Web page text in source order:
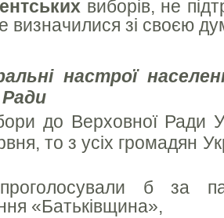
виборів, не
визначилися зі своєю
настрої
Ради
до Верховної Ради
то з усіх громадян
б за
«Батьківщина»,